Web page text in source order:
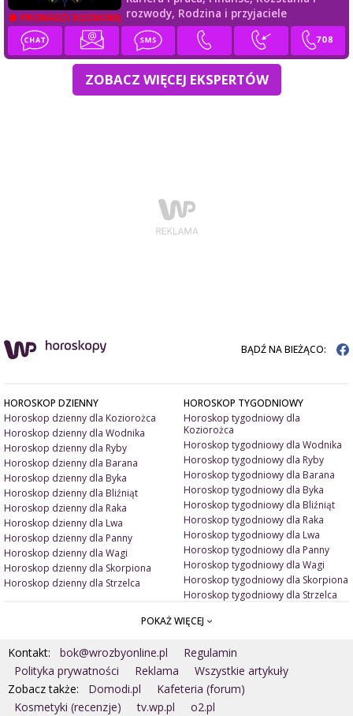
PROWADZI ROZMOWĘ rozwody, Rodzina i przyjaciele
ZOBACZ WIĘCEJ EKSPERTÓW
BĄDŹ NA BIEŻĄCO:
HOROSKOP DZIENNY
Horoskop dzienny dla Koziorożca
Horoskop dzienny dla Wodnika
Horoskop dzienny dla Ryby
Horoskop dzienny dla Barana
Horoskop dzienny dla Byka
Horoskop dzienny dla Bliźniąt
Horoskop dzienny dla Raka
Horoskop dzienny dla Lwa
Horoskop dzienny dla Panny
Horoskop dzienny dla Wagi
Horoskop dzienny dla Skorpiona
Horoskop dzienny dla Strzelca
HOROSKOP TYGODNIOWY
Horoskop tygodniowy dla
Koziorożca
Horoskop tygodniowy dla Wodnika
Horoskop tygodniowy dla Ryby
Horoskop tygodniowy dla Barana
Horoskop tygodniowy dla Byka
Horoskop tygodniowy dla Bliźniąt
Horoskop tygodniowy dla Raka
Horoskop tygodniowy dla Lwa
Horoskop tygodniowy dla Panny
Horoskop tygodniowy dla Wagi
Horoskop tygodniowy dla Skorpiona
Horoskop tygodniowy dla Strzelca
Pieniądze i dobrobyt
Doradztwo duchowe
Wróżby ogólne
ZNAK ZODIAKU A
Jak ubrać się na randkę?
Jakie kolory ją/ jego uwiodą?
Jak ją/ jego uwieść?
MAGIA
POKAŻ WIĘCEJ
Kontakt: bok@wrozbyonline.pl
Regulamin
Polityka prywatności
Reklama
Wszystkie artykuły
Zobacz także:
Domodi.pl
Kafeteria (forum)
Kosmetyki (recenzje)
tv.wp.pl o2.pl